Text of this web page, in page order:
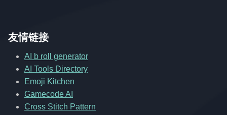
友情链接
AI b roll generator
AI Tools Directory
Emoji Kitchen
Gamecode AI
Cross Stitch Pattern